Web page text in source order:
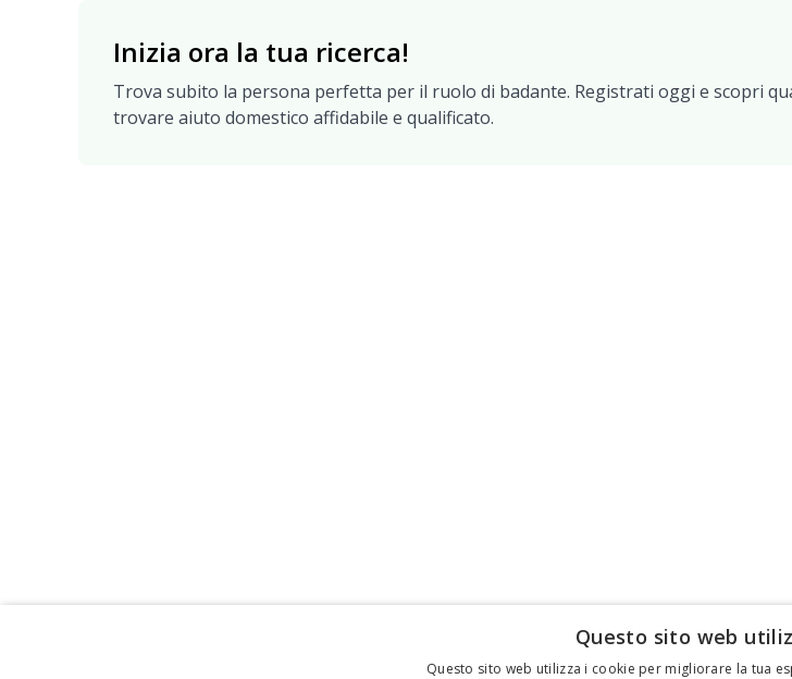
Inizia ora la tua ricerca!
Trova subito la persona perfetta per il ruolo di badante. Registrati oggi e scopri
trovare aiuto domestico affidabile e qualificato.
Questo sito web
Questo sito web utilizza i cookie per migliorare la tua